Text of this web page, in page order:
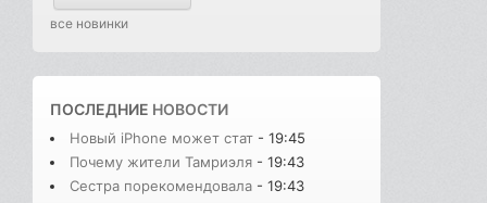
все новинки
ПОСЛЕДНИЕ НОВОСТИ
Новый iPhone может стат - 19:45
Почему жители Тамриэля - 19:43
Сестра порекомендовала - 19:43